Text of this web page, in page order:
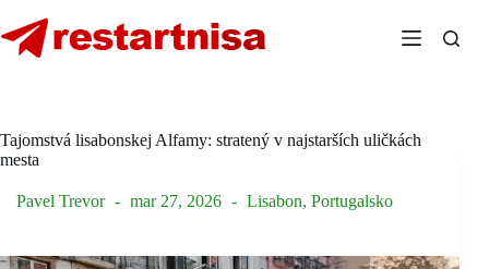
to
content
Tajomstvá lisabonskej Alfamy: stratený v najstarších uličkách
mesta
Pavel Trevor mar 27, 2026 Lisabon, Portugalsko